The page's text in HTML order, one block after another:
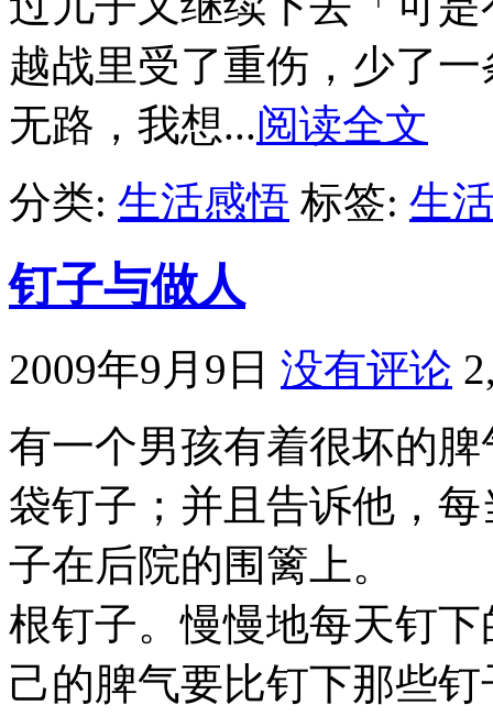
越战里受了重伤，少了
无路，我想...阅读全文
分类: 生活感悟 标签: 生
钉子与做人
2009年9月9日 没有评论
有一个男孩有着很坏的
袋钉子；并且告诉他，
子在后院的围篱上。
根钉子。慢慢地每天钉
己的脾气要比钉下那